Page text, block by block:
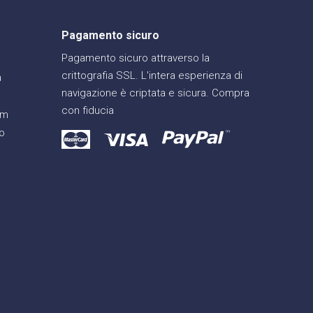
Pagamento sicuro
Pagamento sicuro attraverso la
crittografia SSL. L'intera esperienza di
navigazione è criptata e sicura. Compra
con fiducia